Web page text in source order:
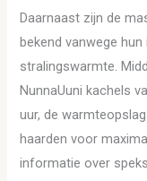
Daarnaast zijn de
bekend vanwege
stralingswarmte.
NunnaUuni kachels
uur, de
haarden voor
informatie over